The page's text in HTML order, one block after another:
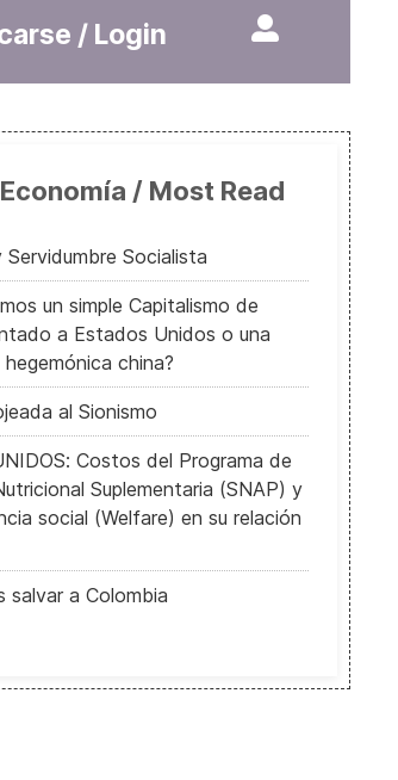
/ Login
/ Most Read
Socialista
un simple Capitalismo de
a Estados Unidos o una
china?
al Sionismo
Costos del Programa de
Suplementaria (SNAP) y
social (Welfare) en su relación
salvar a Colombia